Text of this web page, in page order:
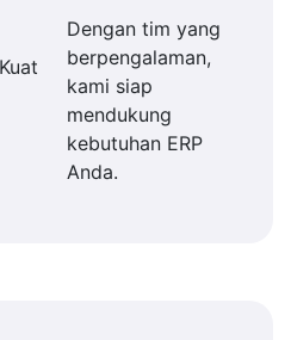
Dengan tim yang
berpengalaman,
kami siap
mendukung
kebutuhan ERP
Anda.